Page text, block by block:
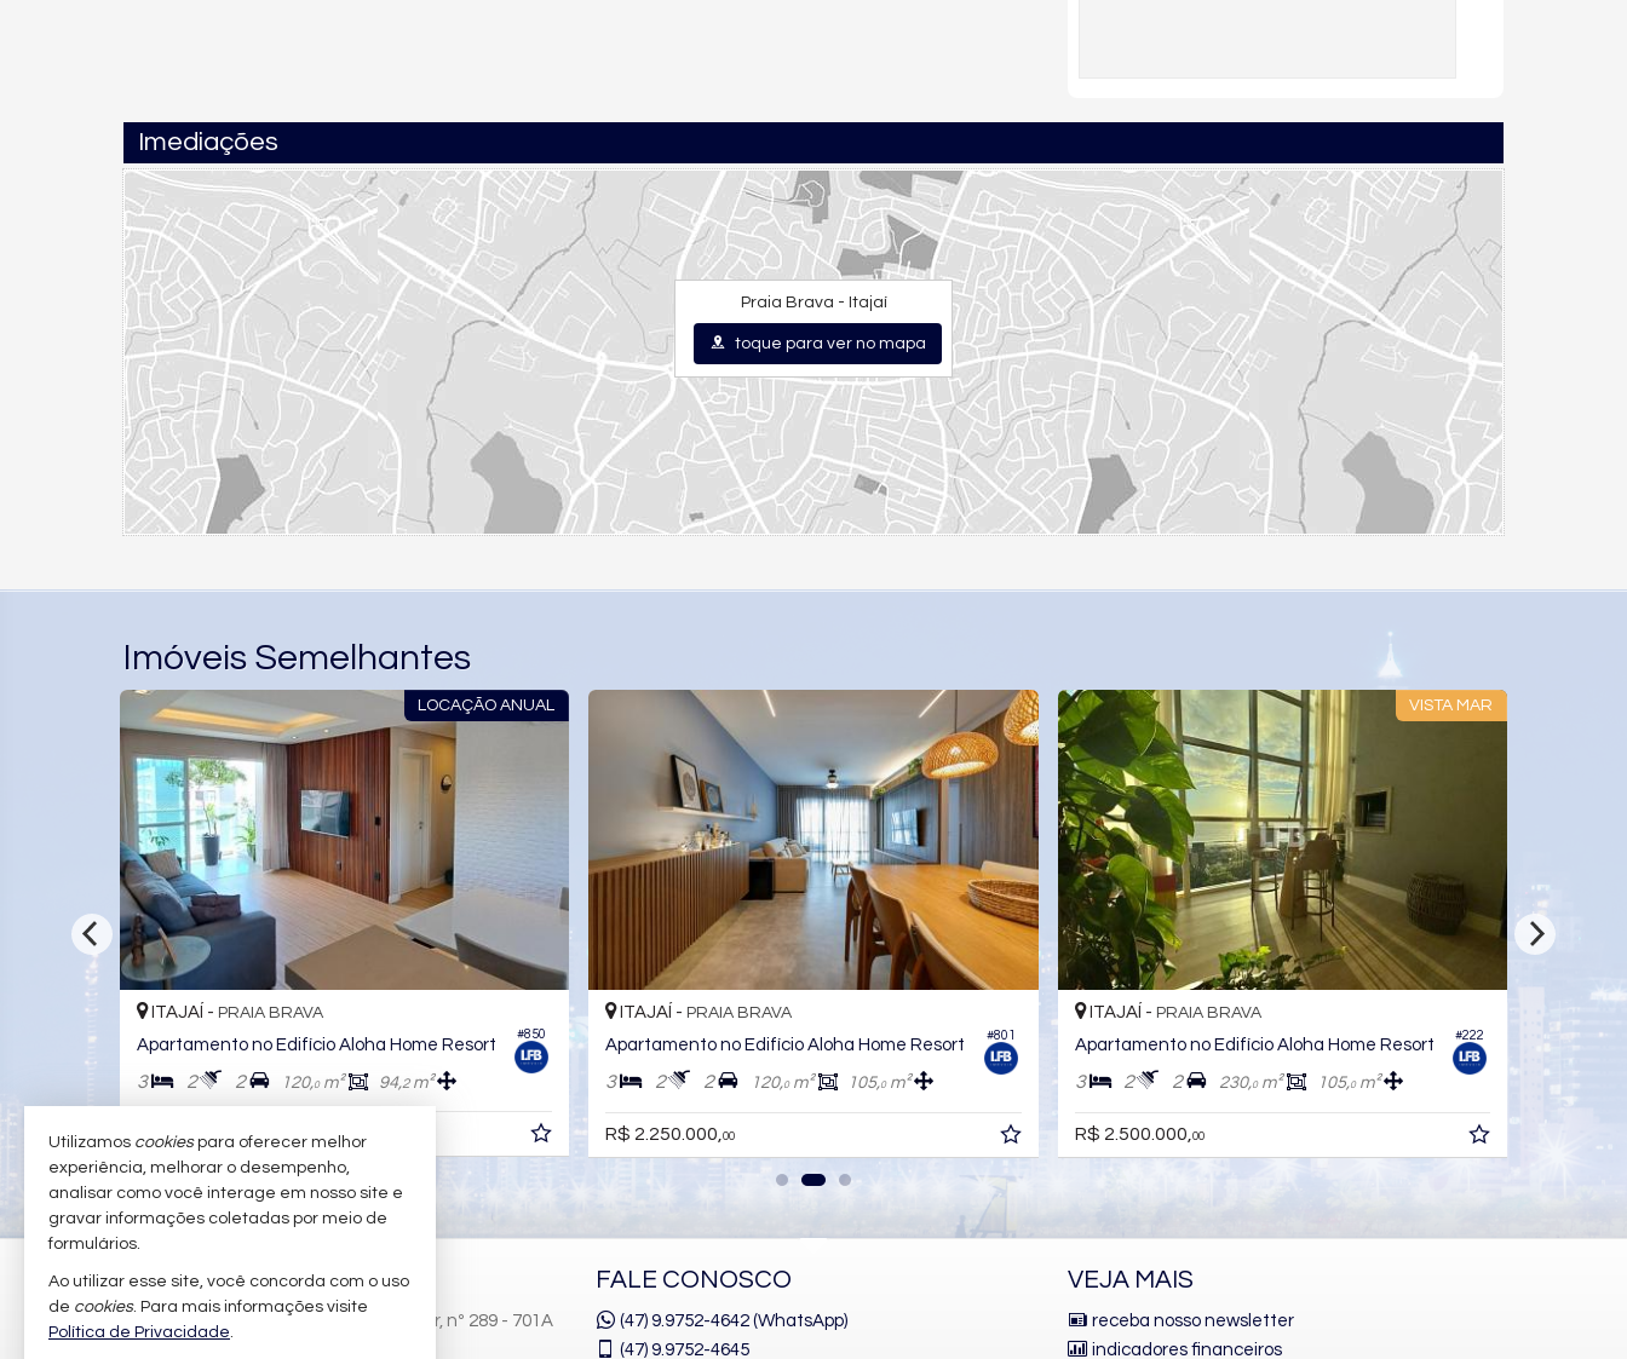
Imediações
Praia Brava - Itajaí
toque para ver no mapa
Imóveis Semelhantes
LOCAÇÃO ANUAL
#850
ITAJAÍ - PRAIA BRAVA
Apartamento no Edifício Aloha Home Resort
3 2 2 120,0m² 94,2m²
R$ 2.200.000,
#801
ITAJAÍ - PRAIA BRAVA
Apartamento no Edifício Aloha Home Resort
3 2 2 120,0m² 105,0m²
R$ 2.250.000,00
VISTA MAR
#222
ITAJAÍ - PRAIA BRAVA
Apartamento no Edifício Aloha Home Resort
3 2 2 230,0m² 105,0m²
R$ 2.500.000, 00
4
LFB IMÓVEIS
Rua Maria das Dores Santos Mueller, nº 289 - 701A
FALE CONOSCO
(47) 9.9752-4642 (WhatsApp)
(47) 9.9752-4645
VEJA MAIS
receba nosso newsletter
indicadores financeiros
Utilizamos cookiespara oferecer melhor
experiência, melhorar o desempenho,
analisar como você interage em nosso site e
gravar informações coletadas por meio de
formulários.
Ao utilizar esse site, você concorda com o uso
de cookies. Para mais informações visite
Política de Privacidade.